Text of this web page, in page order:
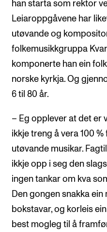
han starta som rektor
Leiaroppgåvene har
utøvande og
folkemusikkgruppa
komponerte han ein
norske kyrkja. Og
6 til 80 år.
– Eg opplever at det er
ikkje treng å vera 100
utøvande musikar.
ikkje opp i seg den
ingen tankar om kva
Den gongen snakka
bokstavar, og korleis
best mogleg til å